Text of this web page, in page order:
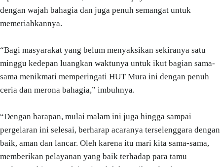
dengan wajah bahagia dan juga penuh semangat untuk
memeriahkannya.
“Bagi masyarakat yang belum menyaksikan sekiranya satu
minggu kedepan luangkan waktunya untuk ikut bagian sama-
sama menikmati memperingati HUT Mura ini dengan penuh
ceria dan merona bahagia,” imbuhnya.
“Dengan harapan, mulai malam ini juga hingga sampai
pergelaran ini selesai, berharap acaranya terselenggara dengan
baik, aman dan lancar. Oleh karena itu mari kita sama-sama,
memberikan pelayanan yang baik terhadap para tamu